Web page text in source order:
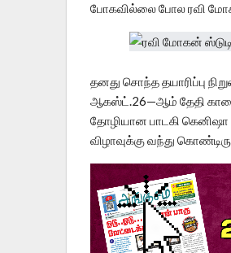
போகவில்லை போல ரவி
தனது சொந்த தயாரிப்பு
ஆகஸ்ட்.26—ஆம் தேதி காலை
தோழியான பாடகி கெனிஷா
விழாவுக்கு வந்து